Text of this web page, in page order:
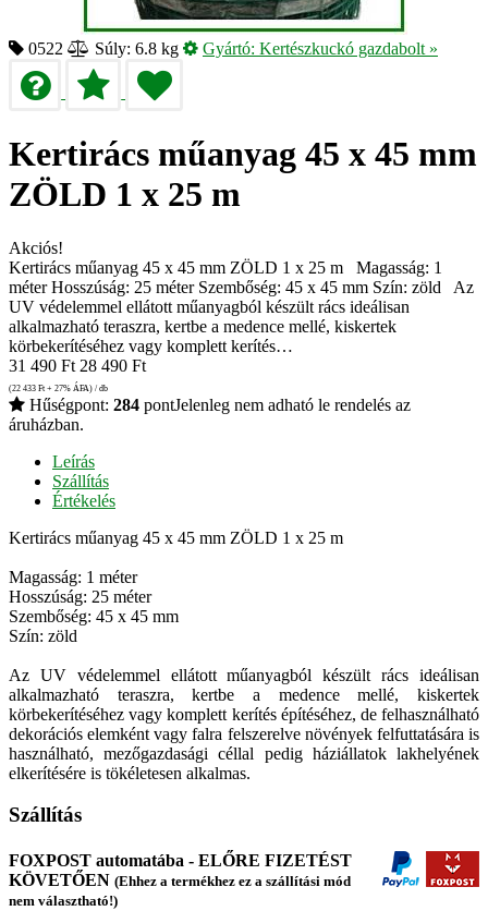
0522 Súly: 6.8 kg Gyártó: Kertészkuckó gazdabolt »
Kertirács műanyag 45 x 45 mm
ZÖLD 1 x 25 m
Akciós!
Kertirács műanyag 45 x 45 mm ZÖLD 1 x 25 m Magasság: 1
méter Hosszúság: 25 méter Szembőség: 45 x 45 mm Szín: zöld Az
UV védelemmel ellátott műanyagból készült rács ideálisan
alkalmazható teraszra, kertbe a medence mellé, kiskertek
körbekerítéséhez vagy komplett kerítés…
31 490 Ft 28 490 Ft
(22 433 Ft + 27% ÁFA) / db
Hűségpont: 284 pontJelenleg nem adható le rendelés az
áruházban.
Leírás
Szállítás
Értékelés
Kertirács műanyag 45 x 45 mm ZÖLD 1 x 25 m
Magasság: 1 méter
Hosszúság: 25 méter
Szembőség: 45 x 45 mm
Szín: zöld
Az UV védelemmel ellátott műanyagból készült rács ideálisan
alkalmazható teraszra, kertbe a medence mellé, kiskertek
körbekerítéséhez vagy komplett kerítés építéséhez, de felhasználható
dekorációs elemként vagy falra felszerelve növények felfuttatására is
használható, mezőgazdasági céllal pedig háziállatok lakhelyének
elkerítésére is tökéletesen alkalmas.
Szállítás
FOXPOST automatába - ELŐRE FIZETÉST
KÖVETŐEN (Ehhez a termékhez ez a szállítási mód
nem választható!)